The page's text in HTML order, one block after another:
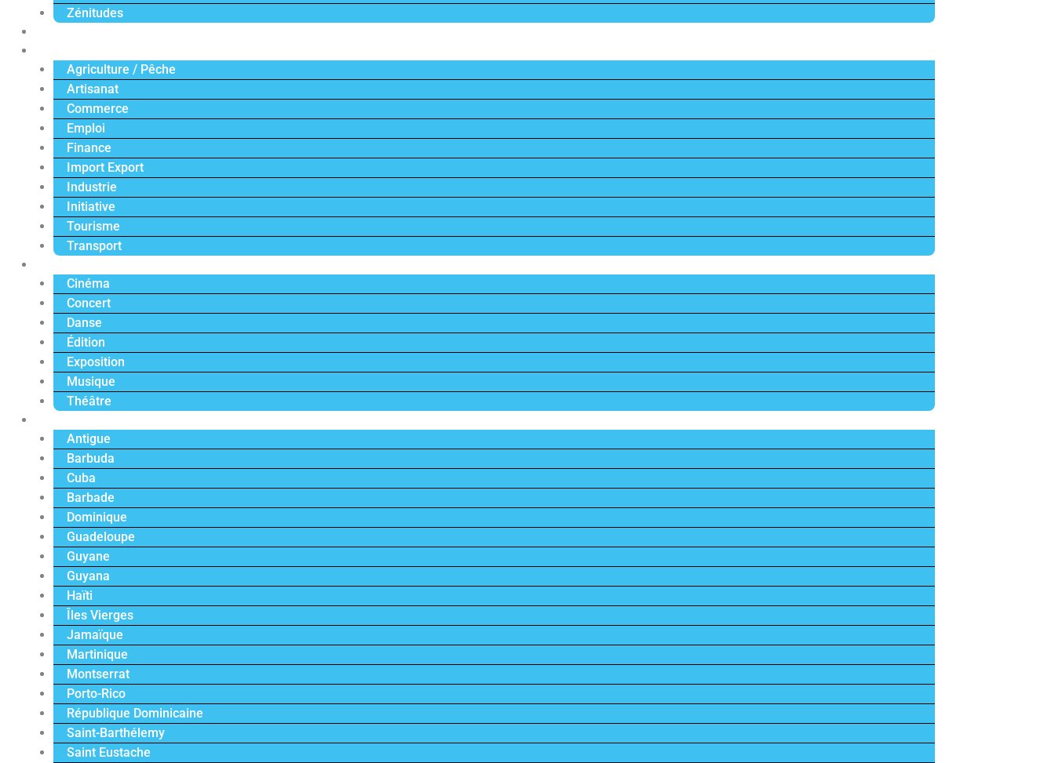
Zénitudes
Agriculture / Pêche
Artisanat
Commerce
Emploi
Finance
Import Export
Industrie
Initiative
Tourisme
Transport
Cinéma
Concert
Danse
Édition
Exposition
Musique
Théâtre
Antigue
Barbuda
Cuba
Barbade
Dominique
Guadeloupe
Guyane
Guyana
Haïti
Îles Vierges
Jamaïque
Martinique
Montserrat
Porto-Rico
République Dominicaine
Saint-Barthélemy
Saint Eustache